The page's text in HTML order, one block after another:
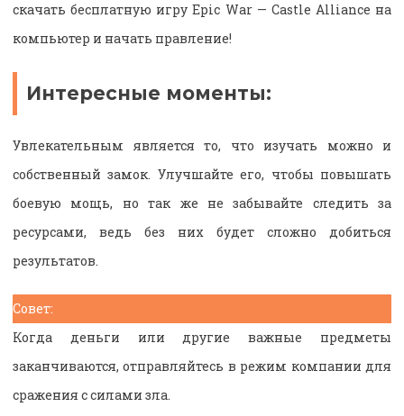
скачать бесплатную игру Epic War — Castle Alliance на
компьютер и начать правление!
Интересные моменты:
Увлекательным является то, что изучать можно и
собственный замок. Улучшайте его, чтобы повышать
боевую мощь, но так же не забывайте следить за
ресурсами, ведь без них будет сложно добиться
результатов.
Совет:
Когда деньги или другие важные предметы
заканчиваются, отправляйтесь в режим компании для
сражения с силами зла.